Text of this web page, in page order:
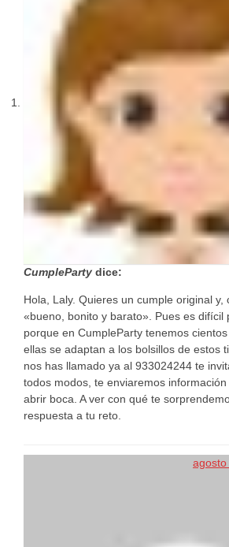
CumpleParty dice:
Hola, Laly. Quieres un cumple original y,
«bueno, bonito y barato». Pues es difícil
porque en CumpleParty tenemos
ellas se adaptan a los bolsillos de estos
nos has llamado ya al 933024244 te
todos modos, te enviaremos
abrir boca. A ver con qué te
respuesta a tu reto.